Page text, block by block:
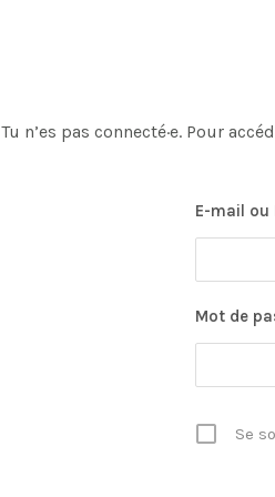
Tu n’es pas connecté·e. Pour
E-mail ou
Mot de
Se